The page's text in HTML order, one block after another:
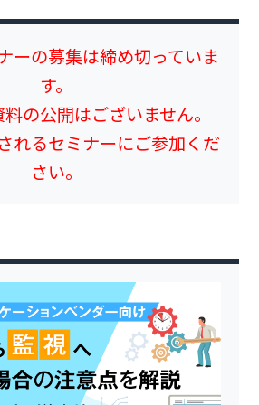
ーの募集は締め切っていま
す。
の公開はございません。
れるセミナーにご参加くだ
さい。